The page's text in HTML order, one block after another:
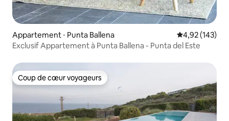
Appartement ⋅ Punta Ballena Évaluation
4,92 (143)
Exclusif Appartement à Punta Ballena - Punta del Este
Coup de cœur voyageurs
Coup de cœur voyageurs